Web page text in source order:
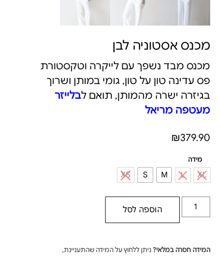
מכנס אסטוניה לבן
מכנס מבד נשפך עם לייקרה וטקסטורת
פס עדינה טון על טון, גומי במותן ושרוך
בגיזרה ישרה מהמותן, תואם לבלייזר
מעטפה מריאל
₪379.90
מידה
XL
L
M
S
XS
הוספה לסל
המידה חסרה במלאי?ניתן ללחוץ על המידה שהתעניינת,